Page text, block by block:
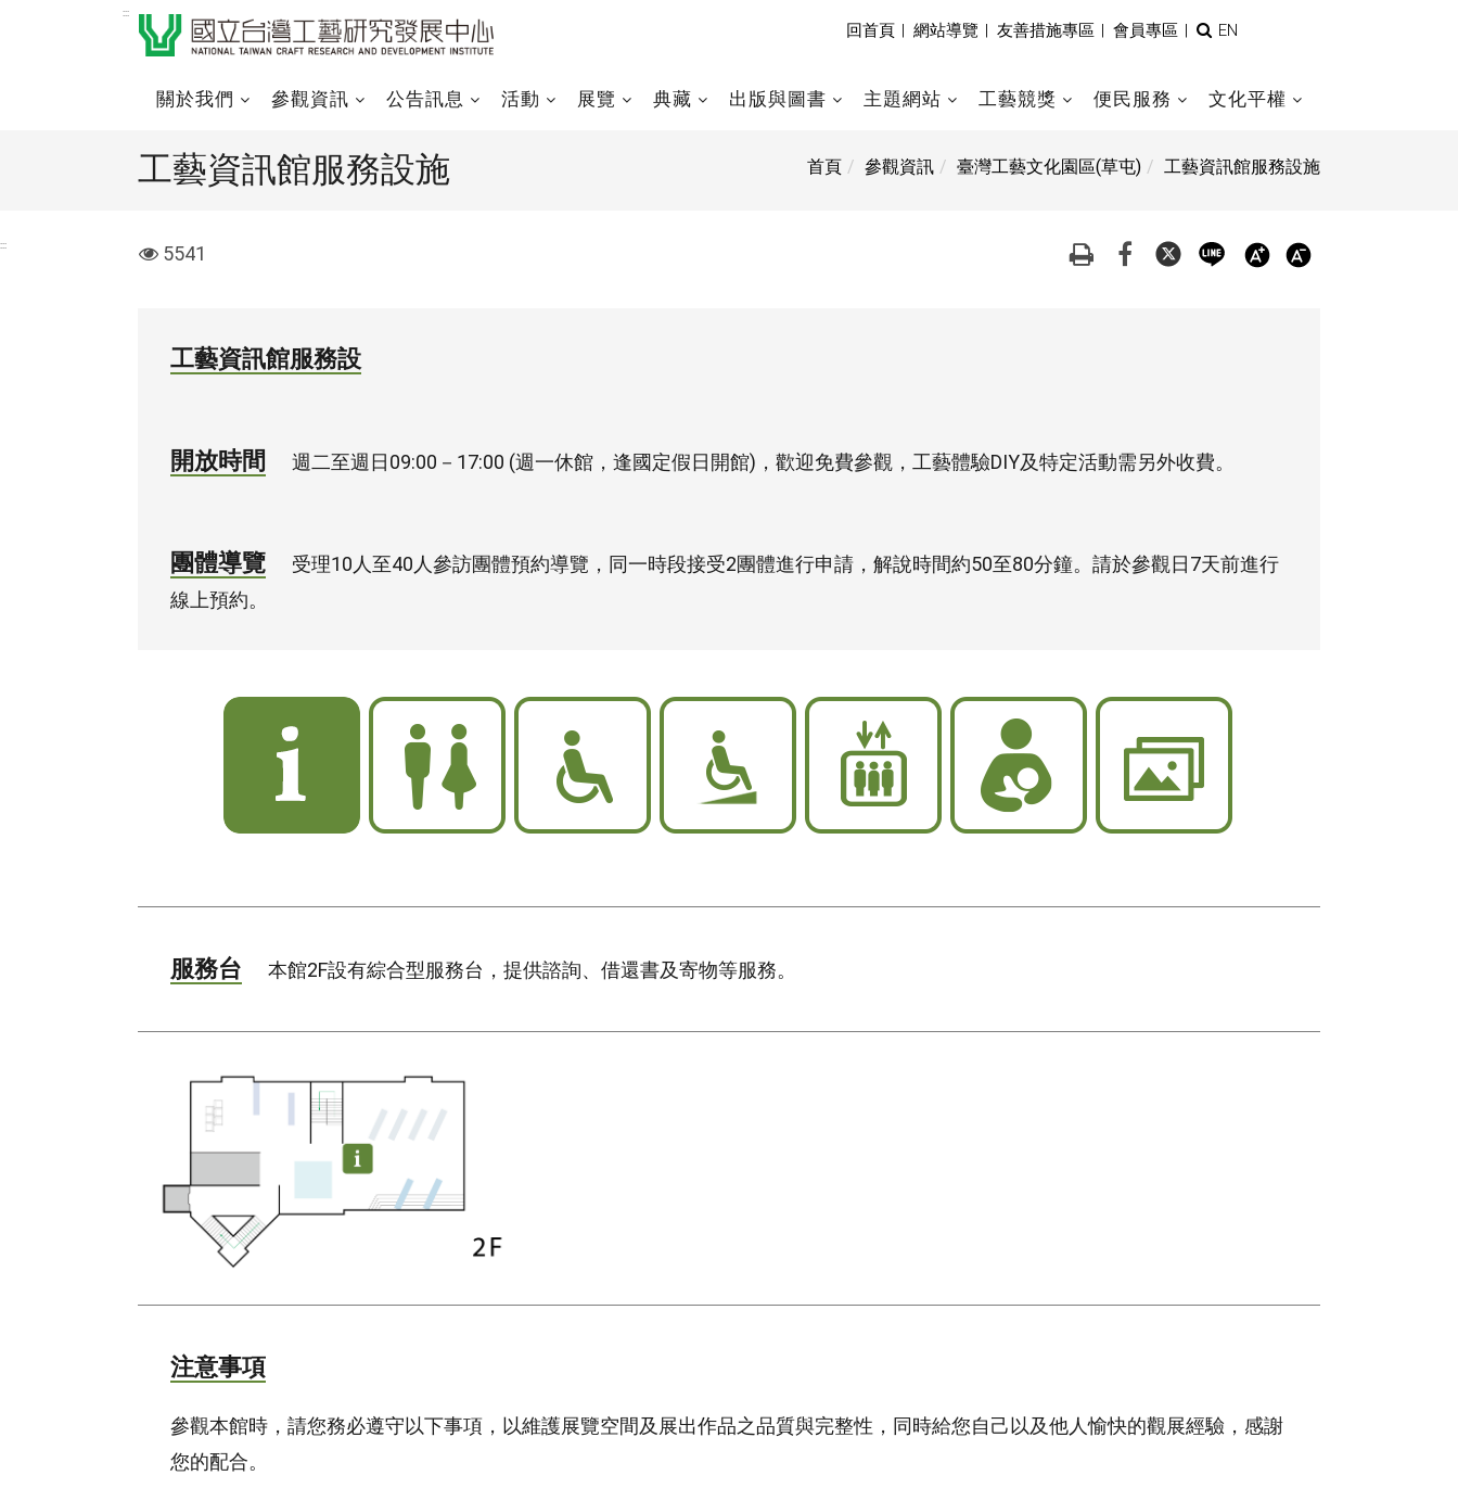
:::
回首頁 |網站導覽 |友善措施專區 |會員專區 |
全
索
EN
關於我們 參觀資訊 公告訊息 活動 展覽 典藏 出版與圖書 主題網站 工藝競獎 便民服務 文化平權
:::
首頁 參觀資訊 臺灣工藝文化園區(草屯) 工藝資訊館服務設施
工藝資訊館服務設施
visit
5541
工藝資訊館服務設
開放時間 週二至週日09:00－17:00 (週一休館，逢國定假日開館)，歡迎免費參觀，工藝體驗DIY及特定活動需另外收費。
團體導覽
受理10人至40人參訪團體預約導覽，同一時段接受2團體進行申請，解說時間約50至80分鐘。請於參觀日7天前進行
線上預約。
務
台
妝
化
妝
室
礙
坡
道
梯
集
乳
室
場
空
間
服務台 本館2F設有綜合型服務台，提供諮詢、借還書及寄物等服務。
注意事項
參觀本館時，請您務必遵守以下事項，以維護展覽空間及展出作品之品質與完整性，同時給您自己以及他人愉快的觀展經驗，感謝
您的配合。